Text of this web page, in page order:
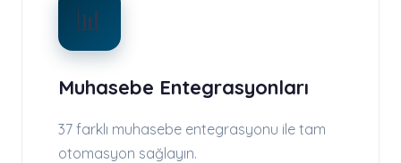
📊
Muhasebe Entegrasyonları
37 farklı muhasebe entegrasyonu ile tam
otomasyon sağlayın.